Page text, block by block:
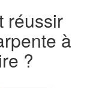
réussir
à
?